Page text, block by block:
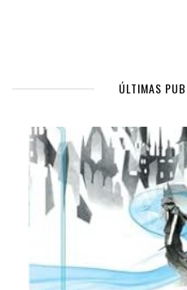
ÚLTIMAS